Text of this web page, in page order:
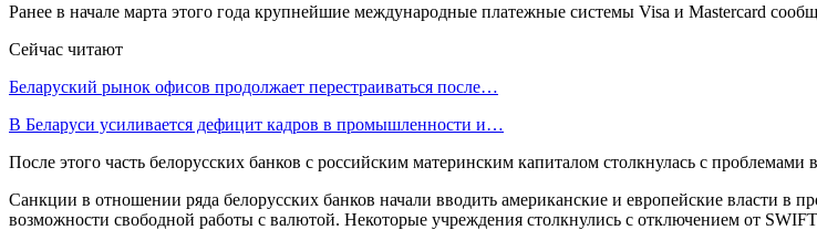
Ранее в начале марта этого года крупнейшие международные платежные системы Visa и Mastercard
Сейчас читают
Беларуский рынок офисов продолжает перестраиваться после…
В Беларуси усиливается дефицит кадров в промышленности и…
После этого часть белорусских банков с российским материнским капиталом столкнулась с
Санкции в отношении ряда белорусских банков начали вводить американские и европейские власти в
возможности свободной работы с валютой. Некоторые учреждения столкнулись с отключением от